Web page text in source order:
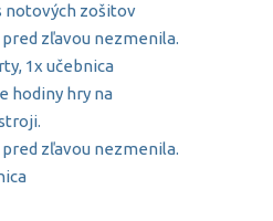
notových zošitov
pred zľavou nezmenila.
1x učebnica
hodiny hry na
pred zľavou nezmenila.